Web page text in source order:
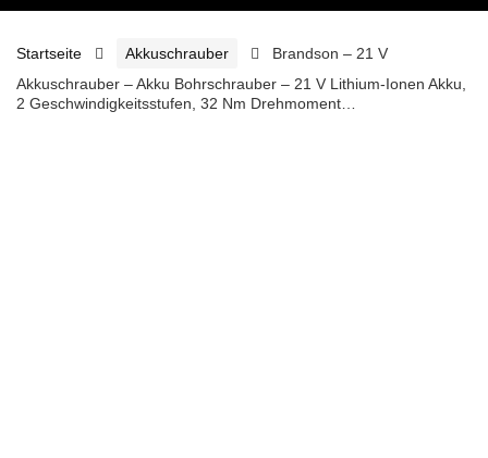
Startseite Akkuschrauber
Brandson – 21 V
Akkuschrauber – Akku Bohrschrauber – 21 V Lithium-Ionen Akku,
2 Geschwindigkeitsstufen, 32 Nm Drehmoment…